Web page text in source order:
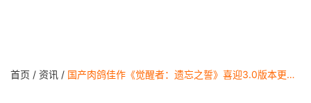
首页 / 资讯 / 国产肉鸽佳作《觉醒者：遗忘之誓》喜迎3.0版本更新 - 爱游戏app体育